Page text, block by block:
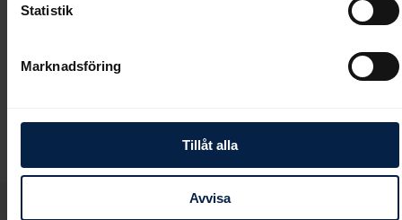
Statistik
Marknadsföring
Tillåt alla
Avvisa
Galopptipsredaktionen